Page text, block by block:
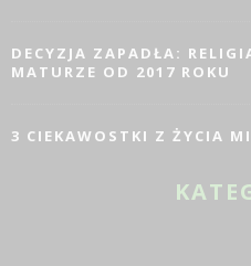
DECYZJA ZAPADŁA:
MATURZE OD 2017 ROKU
3 CIEKAWOSTKI Z ŻYCIA